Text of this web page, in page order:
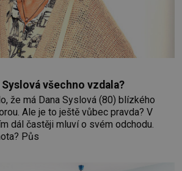
všechno vzdala?
že má Dana Syslová (80) blízkého
Ale je to ještě vůbec pravda? V
dál častěji mluví o svém odchodu.
Půs